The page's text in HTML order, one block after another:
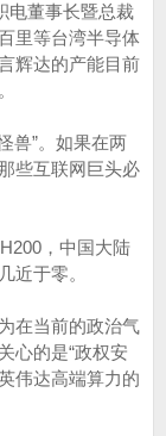
电董事长暨总裁
里等台湾半导体
辉达的产能目前
兽”。如果在两
些互联网巨头必
，中国大陆
近于零。
在当前的政治气
心的是“政权安
伟达高端算力的